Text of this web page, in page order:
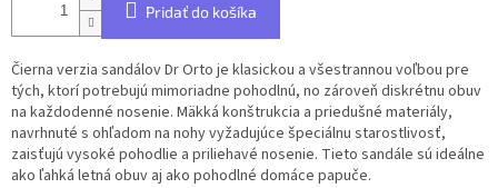
Pridať do košíka
Čierna verzia sandálov Dr Orto je klasickou a všestrannou voľbou pre
tých, ktorí potrebujú mimoriadne pohodlnú, no zároveň diskrétnu obuv
na každodenné nosenie. Mäkká konštrukcia a priedušné materiály,
navrhnuté s ohľadom na nohy vyžadujúce špeciálnu starostlivosť,
zaisťujú vysoké pohodlie a priliehavé nosenie. Tieto sandále sú ideálne
ako ľahká letná obuv aj ako pohodlné domáce papuče.